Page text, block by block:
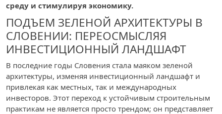
среду и стимулируя экономику.
ПОДЪЕМ ЗЕЛЕНОЙ АРХИТЕКТУРЫ В
СЛОВЕНИИ: ПЕРЕОСМЫСЛЯЯ
ИНВЕСТИЦИОННЫЙ ЛАНДШАФТ
В последние годы Словения стала маяком зеленой
архитектуры, изменяя инвестиционный ландшафт и
привлекая как местных, так и международных
инвесторов. Этот переход к устойчивым строительным
практикам не является просто трендом; он представляет